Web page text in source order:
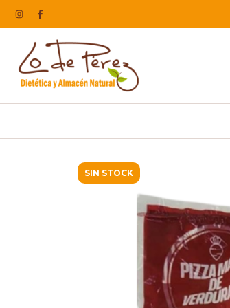
HACEMOS ENVIOS A TODO EL PAIS
SIN STOCK